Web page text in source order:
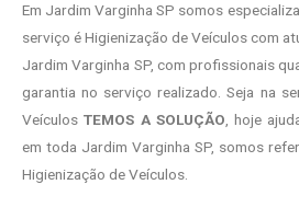
Em Jardim Varginha SP somos
serviço é Higienização de Veículos com
Jardim Varginha SP, com profissionais
garantia no serviço realizado. Seja na
VeículosTEMOS A SOLUÇÃO , hoje
em toda Jardim Varginha SP, somos
Higienização de Veículos.